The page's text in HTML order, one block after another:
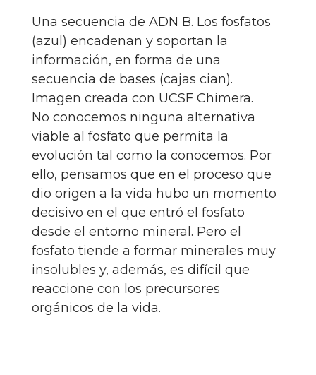
Una secuencia de ADN B. Los fosfatos
(azul) encadenan y soportan la
información, en forma de una
secuencia de bases (cajas cian).
Imagen creada con UCSF Chimera.
No conocemos ninguna alternativa
viable al fosfato que permita la
evolución tal como la conocemos. Por
ello, pensamos que en el proceso que
dio origen a la vida hubo un momento
decisivo en el que entró el fosfato
desde el entorno mineral. Pero el
fosfato tiende a formar minerales muy
insolubles y, además, es difícil que
reaccione con los precursores
orgánicos de la vida.